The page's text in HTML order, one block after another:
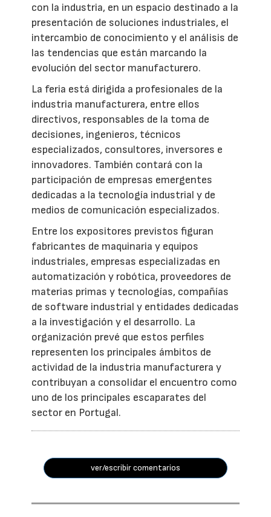
con la industria, en un espacio destinado a la
presentación de soluciones industriales, el
intercambio de conocimiento y el análisis de
las tendencias que están marcando la
evolución del sector manufacturero.
La feria está dirigida a profesionales de la
industria manufacturera, entre ellos
directivos, responsables de la toma de
decisiones, ingenieros, técnicos
especializados, consultores, inversores e
innovadores. También contará con la
participación de empresas emergentes
dedicadas a la tecnología industrial y de
medios de comunicación especializados.
Entre los expositores previstos figuran
fabricantes de maquinaria y equipos
industriales, empresas especializadas en
automatización y robótica, proveedores de
materias primas y tecnologías, compañías
de software industrial y entidades dedicadas
a la investigación y el desarrollo. La
organización prevé que estos perfiles
representen los principales ámbitos de
actividad de la industria manufacturera y
contribuyan a consolidar el encuentro como
uno de los principales escaparates del
sector en Portugal.
ver/escribir comentarios